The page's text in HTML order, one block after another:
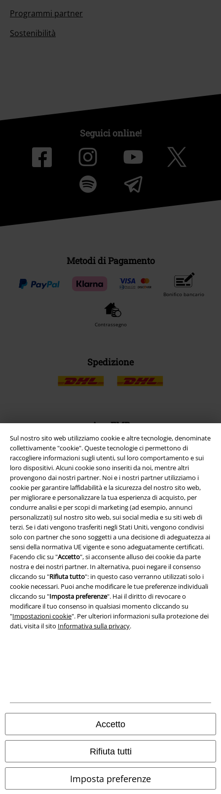
Sul nostro sito web utilizziamo cookie e altre tecnologie, denominate
collettivamente "cookie". Queste tecnologie ci permettono di
raccogliere informazioni sugli utenti, sul loro comportamento e sui
loro dispositivi. Alcuni cookie sono inseriti da noi, mentre altri
provengono dai nostri partner. Noi e i nostri partner utilizziamo i
cookie per garantire laffidabilità e la sicurezza del nostro sito web,
per migliorare e personalizzare la tua esperienza di acquisto, per
condurre analisi e per scopi di marketing (ad esempio, annunci
personalizzati) sul nostro sito web, sui social media e su siti web di
terzi. Se i dati vengono trasferiti negli Stati Uniti, vengono condivisi
solo con partner che sono soggetti a una decisione di adeguatezza ai
sensi della normativa UE vigente e sono adeguatamente certificati.
Facendo clic su "Accetto", si acconsente alluso dei cookie da parte
nostra e dei nostri partner. In alternativa, puoi negare il consenso
cliccando su "Rifiuta tutto": in questo caso verranno utilizzati solo i
cookie necessari. Puoi anche modificare le tue preferenze individuali
cliccando su "Imposta preferenze". Hai il diritto di revocare o
modificare il tuo consenso in qualsiasi momento cliccando su
"Impostazioni cookie". Per ulteriori informazioni sulla protezione dei
dati, visita il sito Informativa sulla privacy.
Accetto
Rifiuta tutti
Imposta preferenze
Programmi partner
Sostenibilità
Seguici online!
Metodi di Pagamento
Bonifico bancario
Contrassegno
Spedizione
App EMP
Scarica la nuova app di EMP!
A Warner Music Group Company
Legge sulla Privacy
Smaltimento rifiuti e protezione dell’ambiente
Dichiarazione di Conformità
Informazioni sull'accessibilità